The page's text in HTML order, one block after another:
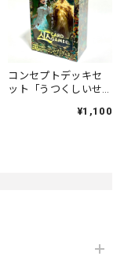
コンセプトデッキセ
ット「うつくしいせ
¥1,100